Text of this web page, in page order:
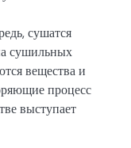
сушатся
сушильных
вещества и
процесс
выступает